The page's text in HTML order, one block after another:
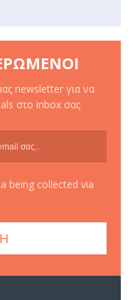
newsletter για να
στο inbox σας
being collected via